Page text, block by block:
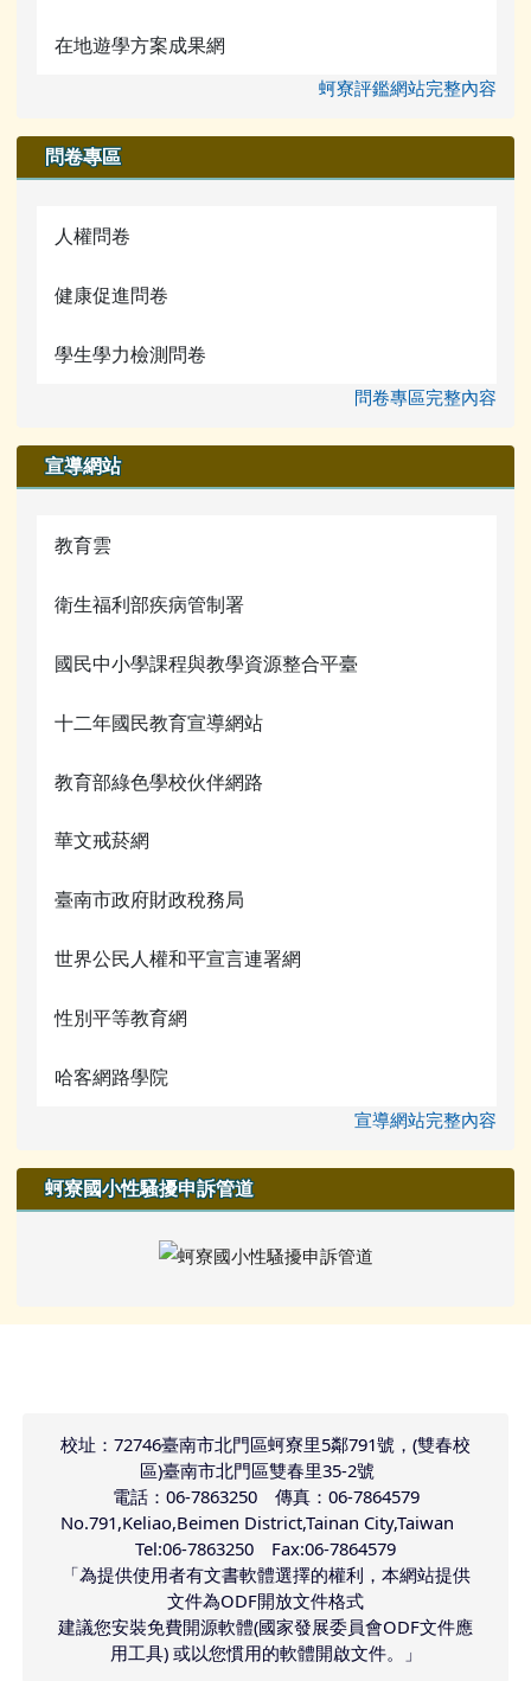
在地遊學方案成果網
蚵寮評鑑網站完整內容
問卷專區
人權問卷
健康促進問卷
學生學力檢測問卷
問卷專區完整內容
宣導網站
教育雲
衛生福利部疾病管制署
國民中小學課程與教學資源整合平臺
十二年國民教育宣導網站
教育部綠色學校伙伴網路
華文戒菸網
臺南市政府財政稅務局
世界公民人權和平宣言連署網
性別平等教育網
哈客網路學院
宣導網站完整內容
蚵寮國小性騷擾申訴管道
校址：72746臺南市北門區蚵寮里5鄰791號，(雙春校
區)臺南市北門區雙春里35-2號
電話：06-7863250 傳真：06-7864579
No.791,Keliao,Beimen District,Tainan City,Taiwan
Tel:06-7863250 Fax:06-7864579
「為提供使用者有文書軟體選擇的權利，本網站提供
文件為ODF開放文件格式
建議您安裝免費開源軟體(國家發展委員會ODF文件應
用工具) 或以您慣用的軟體開啟文件。」